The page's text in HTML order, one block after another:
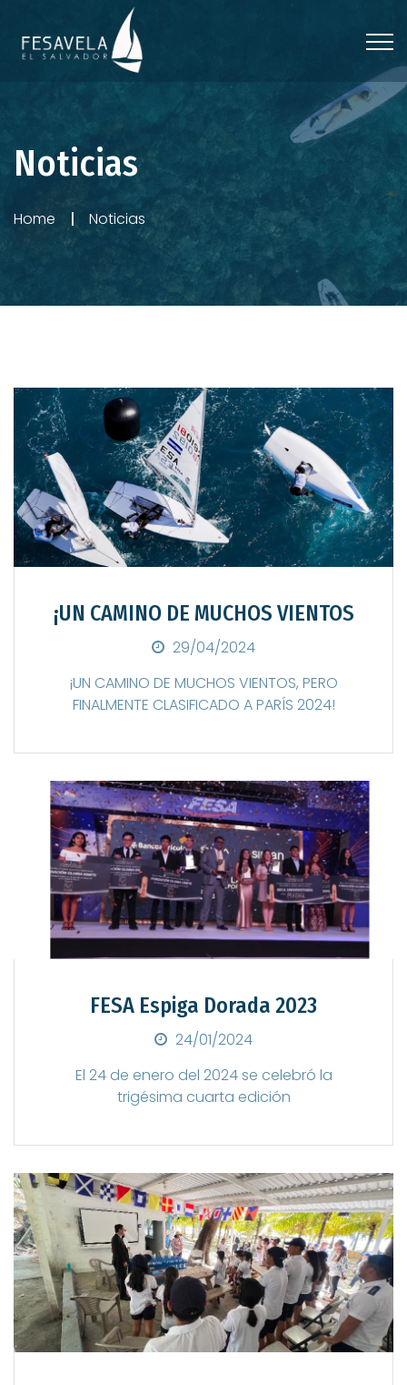
Noticias
Home Noticias
¡UN CAMINO DE MUCHOS VIENTOS
Posted on
29/04/2024
¡UN CAMINO DE MUCHOS VIENTOS, PERO
FINALMENTE CLASIFICADO A PARÍS 2024!
FESA Espiga Dorada 2023
Posted on
24/01/2024
El 24 de enero del 2024 se celebró la
trigésima cuarta edición